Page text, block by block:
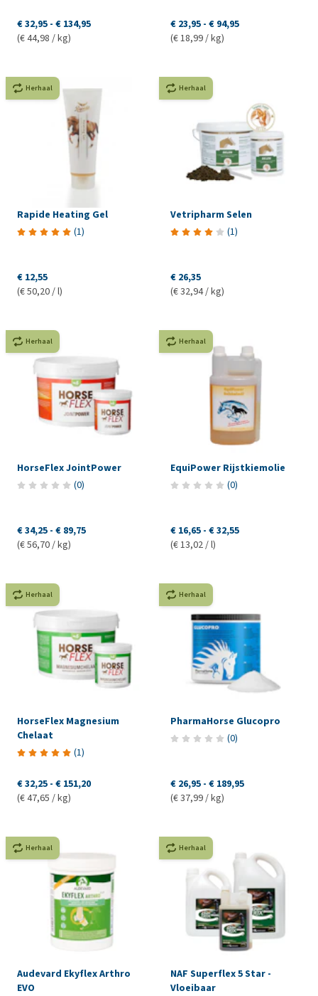
€ 32,95 - € 134,95
(€ 44,98 / kg)
€ 23,95 - € 94,95
(€ 18,99 / kg)
Herhaal
Rapide Heating Gel
(1)
€ 12,55
(€ 50,20 / l)
Herhaal
Vetripharm Selen
(1)
€ 26,35
(€ 32,94 / kg)
Herhaal
HorseFlex JointPower
(0)
€ 34,25 - € 89,75
(€ 56,70 / kg)
Herhaal
EquiPower Rijstkiemolie
(0)
€ 16,65 - € 32,55
(€ 13,02 / l)
Herhaal
HorseFlex Magnesium
Chelaat
(1)
€ 32,25 - € 151,20
(€ 47,65 / kg)
Herhaal
PharmaHorse Glucopro
(0)
€ 26,95 - € 189,95
(€ 37,99 / kg)
Herhaal
Audevard Ekyflex Arthro
EVO
Herhaal
NAF Superflex 5 Star -
Vloeibaar